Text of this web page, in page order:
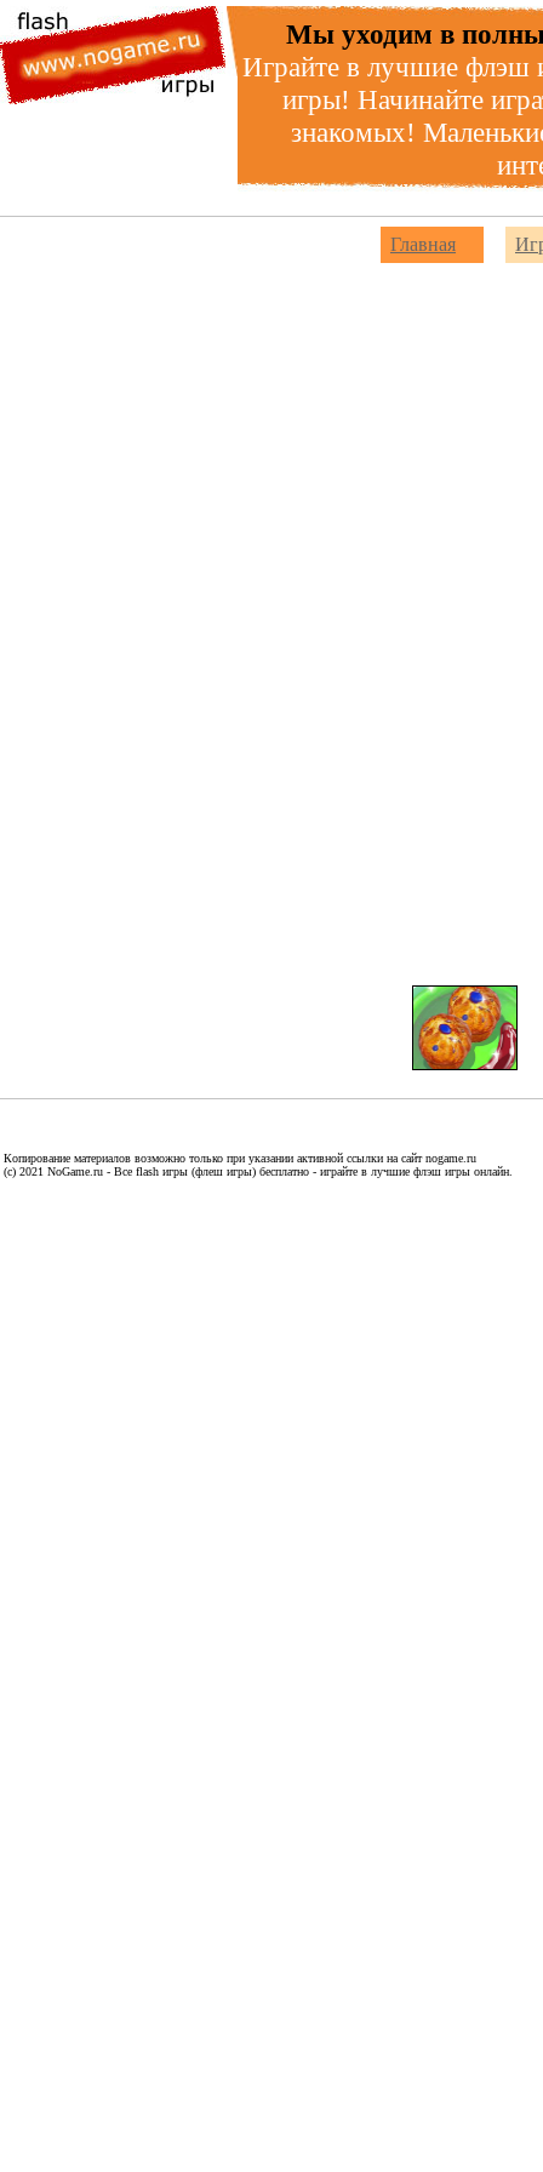
Мы уходим в
Играйте в лучшие флэш
игры! Начинайте
знакомых!
Главная
Копирование материалов возможно только при указании активной ссылки на сайт nogame.ru
(c) 2021 NoGame.ru - Все flash игры (флеш игры) бесплатно - играйте в лучшие флэш игры онлайн.